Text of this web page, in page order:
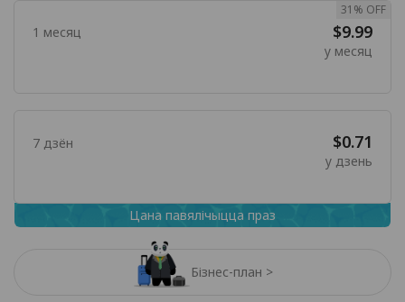
Бізнес-план >
1 месяц $9.99
у месяц
31% OFF
7 дзён $0.71
у дзень
Цана павялічыцца праз